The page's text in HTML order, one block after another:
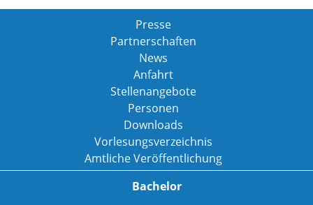
Presse
Partnerschaften
News
Anfahrt
Stellenangebote
Personen
Downloads
Vorlesungsverzeichnis
Amtliche Veröffentlichung
Bachelor